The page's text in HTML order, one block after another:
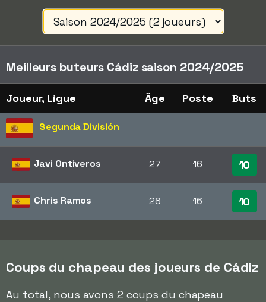
Meilleurs buteurs Cádiz saison 2024/2025
Joueur, Ligue Âge Poste Buts
Segunda División
Javi Ontiveros 27 16 10
Chris Ramos 28 16 10
Coups du chapeau des joueurs de Cádiz
Au total, nous avons 2 coups du chapeau